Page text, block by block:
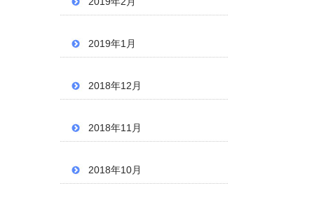
2019年1月
2018年12月
2018年11月
2018年10月